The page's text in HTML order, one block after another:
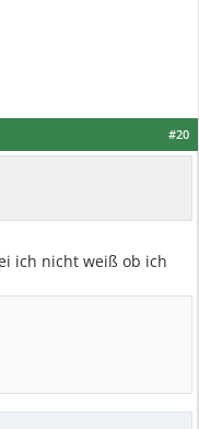
#20
ich nicht weiß ob ich